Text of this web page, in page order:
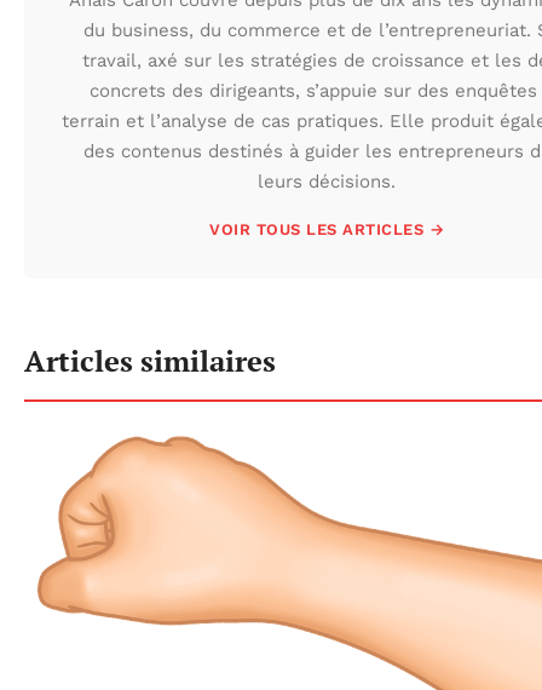
du business, du commerce et de l’entrepreneuriat.
travail, axé sur les stratégies de croissance et les
concrets des dirigeants, s’appuie sur des enquêtes
terrain et l’analyse de cas pratiques. Elle produit
des contenus destinés à guider les entrepreneurs
leurs décisions.
VOIR TOUS LES ARTICLES →
Articles similaires